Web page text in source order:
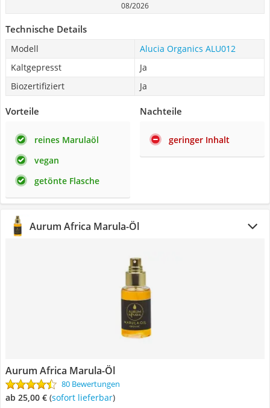
08/2026
Technische Details
Modell
Alucia Organics ALU012
Kaltgepresst
Ja
Biozertifiziert
Ja
Vorteile
reines Marulaöl
vegan
getönte Flasche
Nachteile
geringer Inhalt
Aurum Africa Marula-Öl
Aurum Africa Marula-Öl
80 Bewertungen
ab 25,00 € ( Sofort lieferbar)